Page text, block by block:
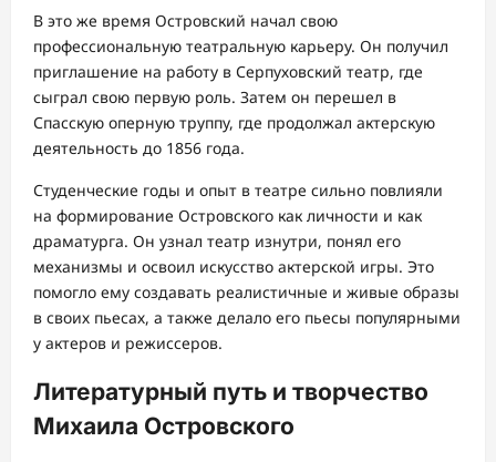
В это же время Островский начал свою
профессиональную театральную карьеру. Он получил
приглашение на работу в Серпуховский театр, где
сыграл свою первую роль. Затем он перешел в
Спасскую оперную труппу, где продолжал актерскую
деятельность до 1856 года.
Студенческие годы и опыт в театре сильно повлияли
на формирование Островского как личности и как
драматурга. Он узнал театр изнутри, понял его
механизмы и освоил искусство актерской игры. Это
помогло ему создавать реалистичные и живые образы
в своих пьесах, а также делало его пьесы популярными
у актеров и режиссеров.
Литературный путь и творчество
Михаила Островского